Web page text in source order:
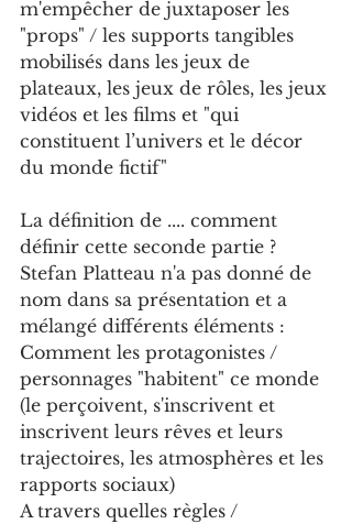
m'empêcher de juxtaposer les
"props" / les supports tangibles
mobilisés dans les jeux de
plateaux, les jeux de rôles, les jeux
vidéos et les films et "qui
constituent l’univers et le décor
du monde fictif"
La définition de .... comment
définir cette seconde partie ?
Stefan Platteau n'a pas donné de
nom dans sa présentation et a
mélangé différents éléments :
Comment les protagonistes /
personnages "habitent" ce monde
(le perçoivent, s'inscrivent et
inscrivent leurs rêves et leurs
trajectoires, les atmosphères et les
rapports sociaux)
A travers quelles règles /